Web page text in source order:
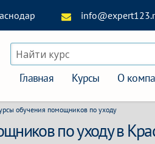
Найти курс
Главная Курсы О
обучения помощников по уходу
по уходу в